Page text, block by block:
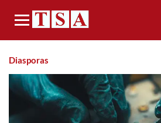
Menu
Diasporas